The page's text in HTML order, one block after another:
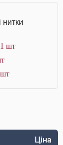
нитки
шт
Ціна